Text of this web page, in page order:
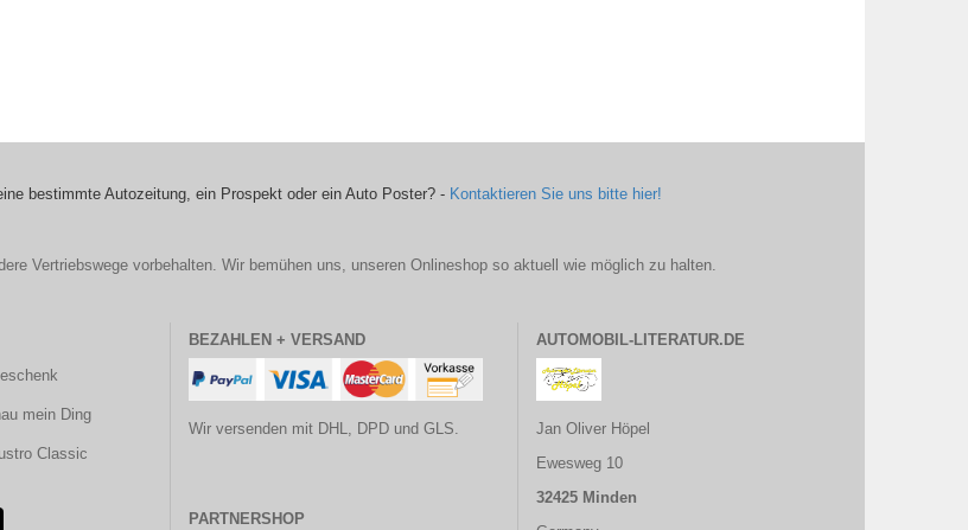
bestimmte Autozeitung, ein Prospekt oder ein Auto Poster? - Kontaktieren Sie uns bitte hier!
Vertriebswege vorbehalten. Wir bemühen uns, unseren Onlineshop so aktuell wie möglich zu halten.
mein Ding
Classic
BEZAHLEN + VERSAND
Wir versenden mit DHL, DPD und GLS.
PARTNERSHOP
AUTOMOBIL-LITERATUR.DE
Jan Oliver Höpel
Ewesweg 10
32425 Minden